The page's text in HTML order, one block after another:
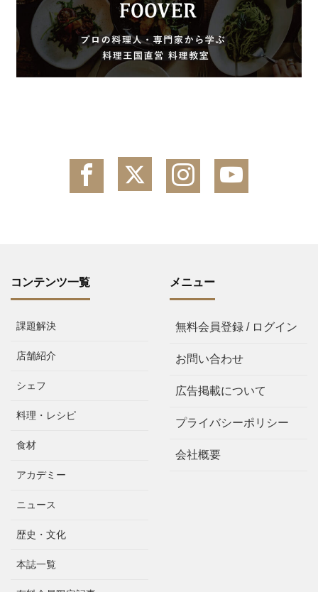
コンテンツ一覧
課題解決
店舗紹介
シェフ
料理・レシピ
食材
アカデミー
ニュース
歴史・文化
本誌一覧
メニュー
無料会員登録 / ログイン
お問い合わせ
広告掲載について
プライバシーポリシー
会社概要